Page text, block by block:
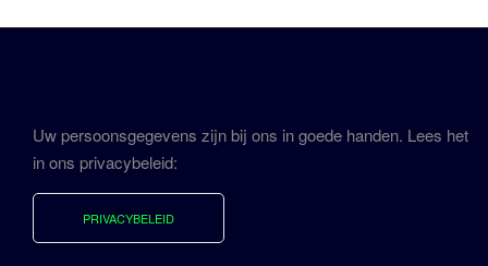
Uw persoonsgegevens zijn bij ons in goede handen. Lees het
in ons privacybeleid:
PRIVACYBELEID